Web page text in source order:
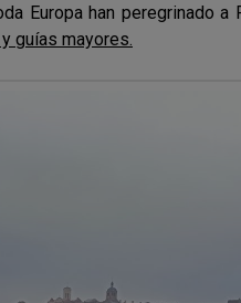
Europa han peregrinado
guías mayores.